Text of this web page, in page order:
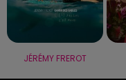
JÉRÉMY FREROT